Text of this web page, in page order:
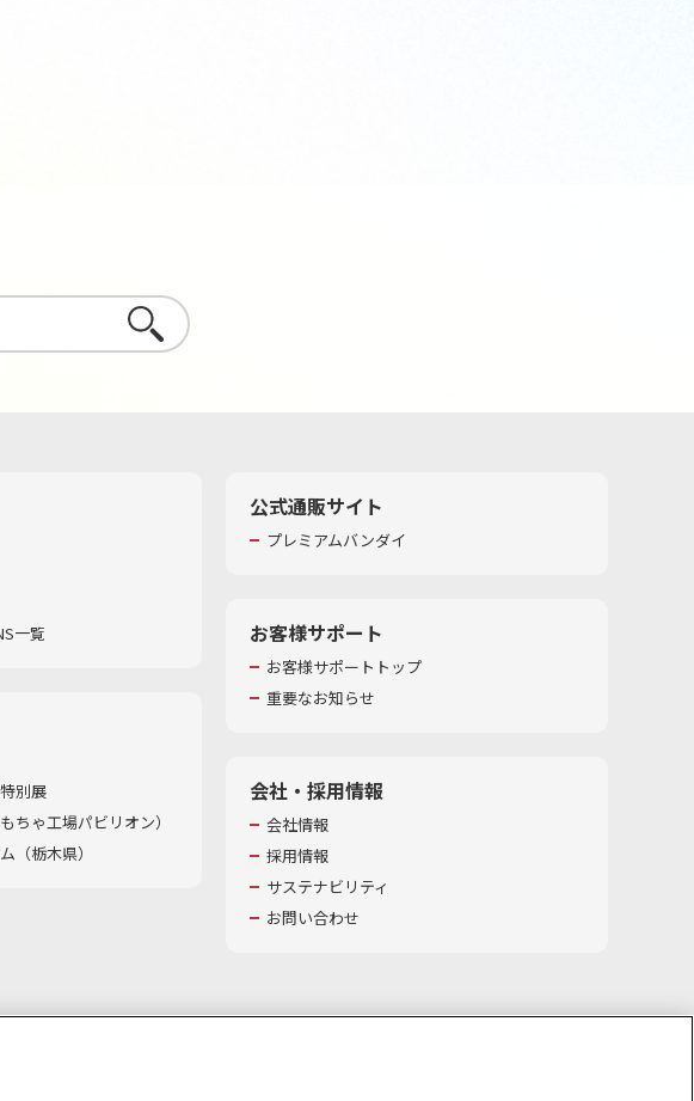
さがす
一覧
別展
ちゃ工場パビリオン）​
（栃木県）
公式通販サイト
プレミアムバンダイ
お客様サポート
お客様サポートトップ
重要なお知らせ
会社・採用情報
会社情報
採用情報
サステナビリティ
お問い合わせ